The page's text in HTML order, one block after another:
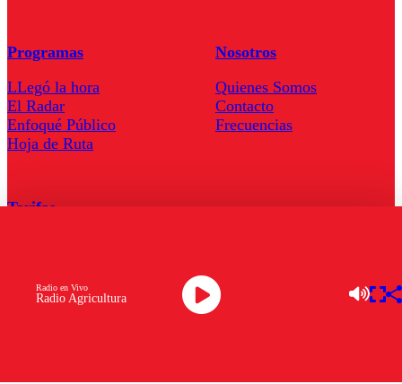
Radio Agricultura
Radio en Vivo
Programas
LLegó la hora
El Radar
Enfoqué Público
Hoja de Ruta
Nosotros
Quienes Somos
Contacto
Frecuencias
Tarifas